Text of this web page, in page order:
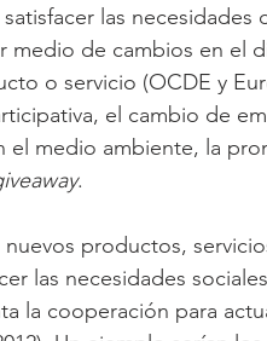
las necesidades
medio de cambios en el
o servicio (OCDE y
el cambio de
el medio ambiente, la
.
productos,
las necesidades
la cooperación para